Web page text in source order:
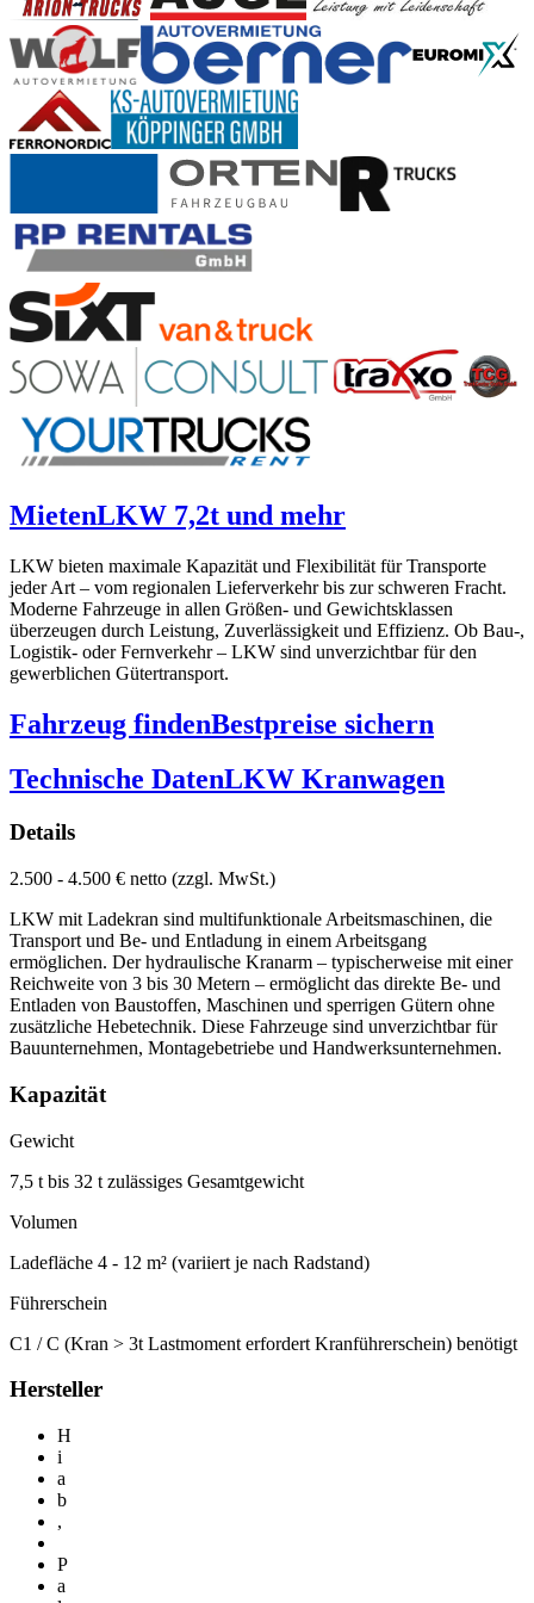
MietenLKW 7,2t und mehr
LKW bieten maximale Kapazität und Flexibilität für Transporte
jeder Art – vom regionalen Lieferverkehr bis zur schweren Fracht.
Moderne Fahrzeuge in allen Größen- und Gewichtsklassen
überzeugen durch Leistung, Zuverlässigkeit und Effizienz. Ob Bau-,
Logistik- oder Fernverkehr – LKW sind unverzichtbar für den
gewerblichen Gütertransport.
Fahrzeug findenBestpreise sichern
Technische DatenLKW Kranwagen
Details
2.500 - 4.500 € netto (zzgl. MwSt.)
LKW mit Ladekran sind multifunktionale Arbeitsmaschinen, die
Transport und Be- und Entladung in einem Arbeitsgang
ermöglichen. Der hydraulische Kranarm – typischerweise mit einer
Reichweite von 3 bis 30 Metern – ermöglicht das direkte Be- und
Entladen von Baustoffen, Maschinen und sperrigen Gütern ohne
zusätzliche Hebetechnik. Diese Fahrzeuge sind unverzichtbar für
Bauunternehmen, Montagebetriebe und Handwerksunternehmen.
Kapazität
Gewicht
7,5 t bis 32 t zulässiges Gesamtgewicht
Volumen
Ladefläche 4 - 12 m² (variiert je nach Radstand)
Führerschein
C1 / C (Kran > 3t Lastmoment erfordert Kranführerschein) benötigt
Hersteller
H
i
a
b
,
P
a